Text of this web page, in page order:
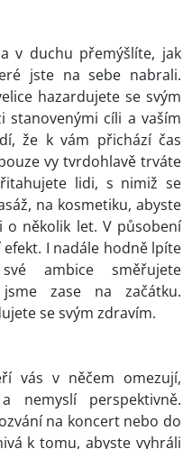
v duchu přemýšlíte, jak
jste na sebe nabrali.
hazardujete se svým
stanovenými cíli a vaším
že k vám přichází čas
vy tvrdohlavě trváte
lidi, s nimiž se
na kosmetiku, abyste
o několik let. V působení
I nadále hodně lpíte
ambice směřujete
zase na začátku.
se svým zdravím.
vás v něčem omezují,
nemyslí perspektivně.
na koncert nebo do
k tomu, abyste vyhráli